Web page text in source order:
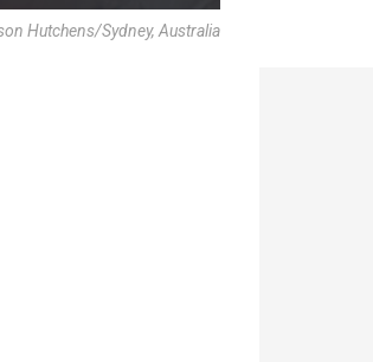
Hutchens/Sydney, Australia